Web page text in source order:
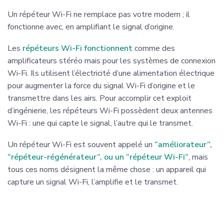
Un répéteur Wi-Fi ne remplace pas votre modem ; il
fonctionne avec, en amplifiant le signal d’origine.
Les répéteurs Wi-Fi fonctionnentcomme des
amplificateurs stéréo mais pour les systèmes de connexion
Wi-Fi. Ils utilisent l’électricité d’une alimentation électrique
pour augmenter la force du signal Wi-Fi d’origine et le
transmettre dans les airs. Pour accomplir cet exploit
d’ingénierie, les répéteurs Wi-Fi possèdent deux antennes
Wi-Fi : une qui capte le signal, l’autre qui le transmet.
Un répéteur Wi-Fi est souvent appelé un “améliorateur”,
“répéteur-régénérateur”, ou un “répéteur Wi-Fi”, mais
tous ces noms désignent la même chose : un appareil qui
capture un signal Wi-Fi, l’amplifie et le transmet.